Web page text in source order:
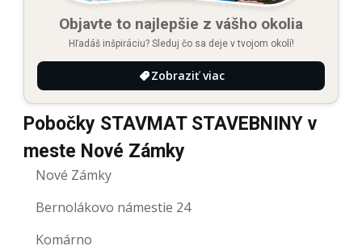
Objavte to najlepšie z vášho okolia
Hľadáš inšpiráciu? Sleduj čo sa deje v tvojom okolí!
Zobraziť viac
Pobočky STAVMAT STAVEBNINY v
meste Nové Zámky
Nové Zámky
Bernolákovo námestie 24
Komárno